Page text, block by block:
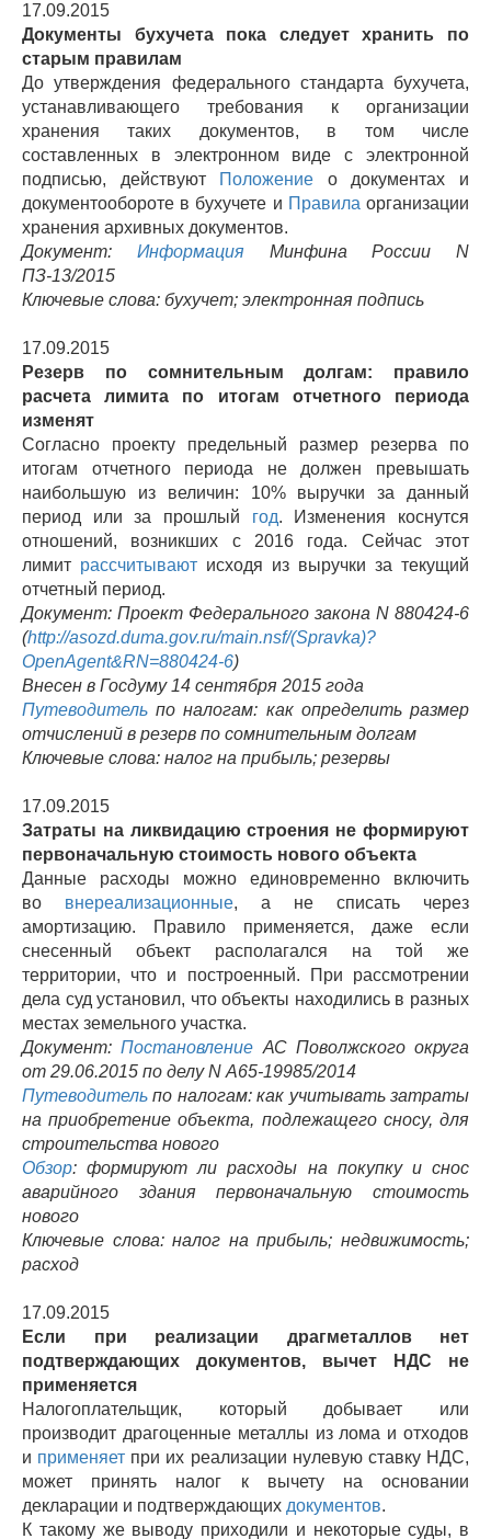
17.09.2015
Документы бухучета пока следует хранить по
старым правилам
До утверждения федерального стандарта бухучета,
устанавливающего требования к организации
хранения таких документов, в том числе
составленных в электронном виде с электронной
подписью, действуют
Положение о документах и
документообороте в бухучете и Правила организации
хранения архивных документов.
Документ: ИнформацияМинфина России N
ПЗ-13/2015
Ключевые слова: бухучет; электронная подпись
17.09.2015
Резерв по сомнительным долгам: правило
расчета лимита по итогам отчетного периода
изменят
Согласно проекту предельный размер резерва по
итогам отчетного периода не должен превышать
наибольшую из величин: 10% выручки за данный
период или за прошлый год. Изменения коснутся
отношений, возникших с 2016 года. Сейчас этот
лимит рассчитывают исходя из выручки за текущий
отчетный период.
Документ: Проект Федерального закона N 880424-6
(http://asozd.duma.gov.ru/main.nsf/(Spravka)?
OpenAgent&RN=880424-6)
Внесен в Госдуму 14 сентября 2015 года
Путеводитель по налогам: как определить размер
отчислений в резерв по сомнительным долгам
Ключевые слова: налог на прибыль; резервы
17.09.2015
Затраты на ликвидацию строения не формируют
первоначальную стоимость нового объекта
Данные расходы можно единовременно включить
во внереализационные, а не списать через
амортизацию. Правило применяется, даже если
снесенный объект располагался на той же
территории, что и построенный. При рассмотрении
дела суд установил, что объекты находились в разных
местах земельного участка.
Документ:Постановление АС Поволжского округа
от 29.06.2015 по делу N А65-19985/2014
Путеводитель по налогам: как учитывать затраты
на приобретение объекта, подлежащего сносу, для
строительства нового
Обзор: формируют ли расходы на покупку и снос
аварийного здания первоначальную стоимость
нового
Ключевые слова: налог на прибыль; недвижимость;
расход
17.09.2015
Если при реализации драгметаллов нет
подтверждающих документов, вычет НДС не
применяется
Налогоплательщик, который добывает или
производит драгоценные металлы из лома и отходов
и применяет при их реализации нулевую ставку НДС,
может принять налог к вычету на основании
декларации и подтверждающих документов.
К такому же выводу приходили и некоторые суды, в